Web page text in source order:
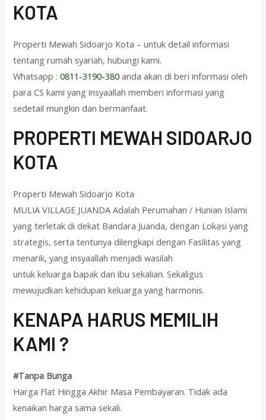
KOTA
Properti Mewah Sidoarjo Kota – untuk detail informasi
tentang rumah syariah, hubungi kami.
Whatsapp :0811-3190-380 anda akan di beri informasi oleh
para CS kami yang insyaallah memberi informasi yang
sedetail mungkin dan bermanfaat.
PROPERTI MEWAH SIDOARJO
KOTA
Properti Mewah Sidoarjo Kota
MULIA VILLAGE JUANDA Adalah Perumahan / Hunian Islami
yang terletak di dekat Bandara Juanda, dengan Lokasi yang
strategis, serta tentunya dilengkapi dengan Fasilitas yang
menarik, yang insyaallah menjadi wasilah
untuk keluarga bapak dan ibu sekalian. Sekaligus
mewujudkan kehidupan keluarga yang harmonis.
KENAPA HARUS MEMILIH
KAMI ?
#Tanpa Bunga
Harga Flat Hingga Akhir Masa Pembayaran. Tidak ada
kenaikan harga sama sekali.